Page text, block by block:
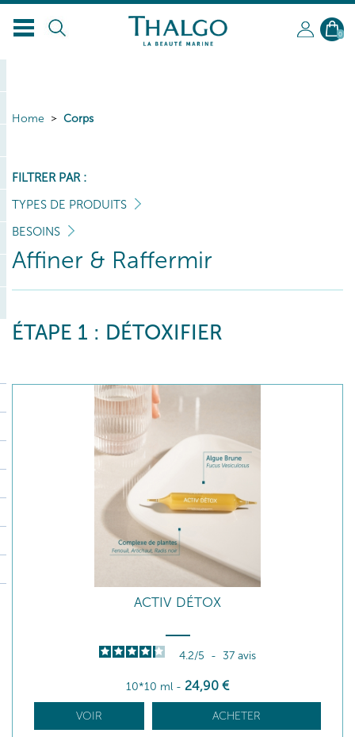
0
Home Corps
FILTRER PAR :
TYPES DE PRODUITS
BESOINS
Affiner & Raffermir
ÉTAPE 1 : DÉTOXIFIER
ACTIV DÉTOX
4.2/5 - 37 avis
10*10 ml - 24,90 €
VOIR ACHETER